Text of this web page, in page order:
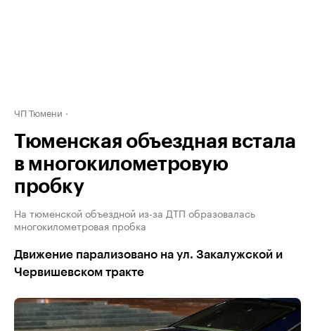
ЧП Тюмени
Тюменская объездная встала
в многокилометровую
пробку
На тюменской объездной из-за ДТП образовалась
многокилометровая пробка
Движение парализовано на ул. Закалужской и
Червишевском тракте